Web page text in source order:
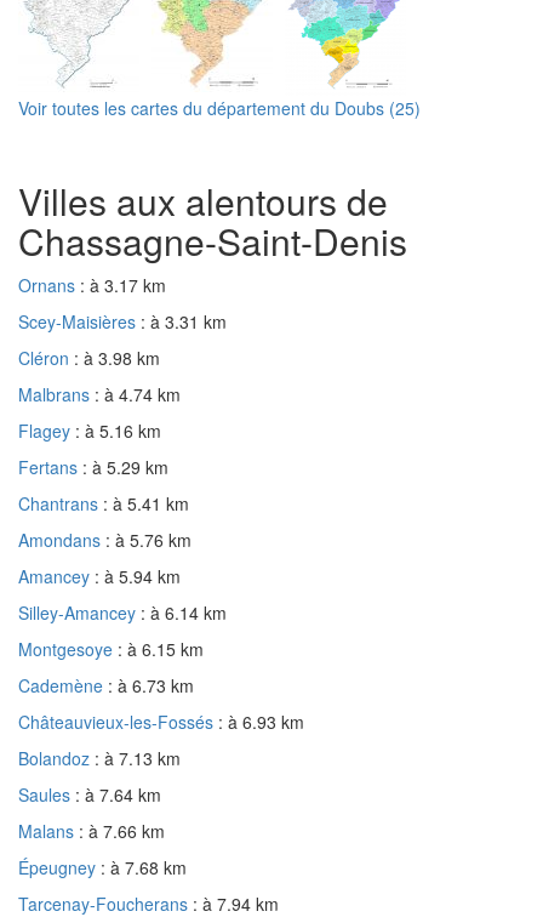
Voir toutes les cartes du département du Doubs (25)
Villes aux alentours de
Chassagne-Saint-Denis
Ornans : à 3.17 km
Scey-Maisières : à 3.31 km
Cléron : à 3.98 km
Malbrans : à 4.74 km
Flagey : à 5.16 km
Fertans : à 5.29 km
Chantrans : à 5.41 km
Amondans : à 5.76 km
Amancey : à 5.94 km
Silley-Amancey : à 6.14 km
Montgesoye : à 6.15 km
Cademène : à 6.73 km
Châteauvieux-les-Fossés : à 6.93 km
Bolandoz : à 7.13 km
Saules : à 7.64 km
Malans : à 7.66 km
Épeugney : à 7.68 km
Tarcenay-Foucherans : à 7.94 km